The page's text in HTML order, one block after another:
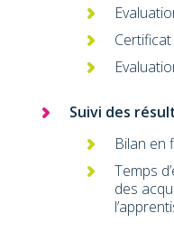
Suivi des
Bilan en
Temps
des